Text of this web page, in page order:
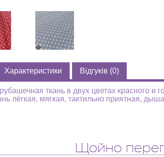
Характеристики Відгуків (0)
ткань в двух цветах красного
лёгкая, мягкая, тактильно приятная,
Щойно